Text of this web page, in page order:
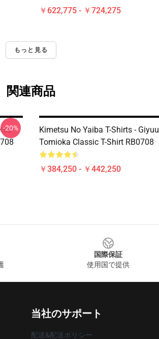
￥622,775 - ￥724,275
もっと見る
関連商品
-20%
Kimetsu No Yaiba T-Shirts - Giyuu
Tomioka Classic T-Shirt RB0708
￥384,250 - ￥442,250
国際保証
使用国で提供
当社のサポート
配送&配送ポリシー